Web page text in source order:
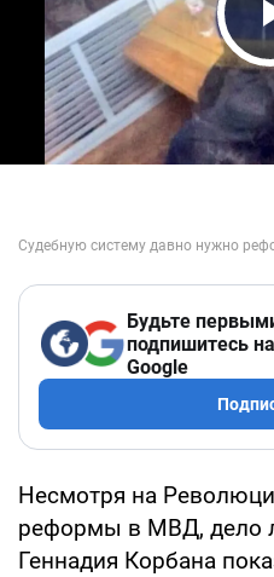
Будьте
подпишитесь
Google
Несмотря на
реформы в МВД, дело
Геннадия Корбана